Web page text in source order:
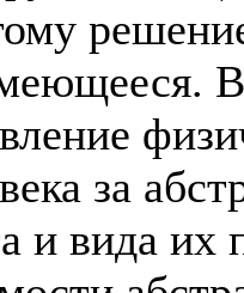
за
и вида их